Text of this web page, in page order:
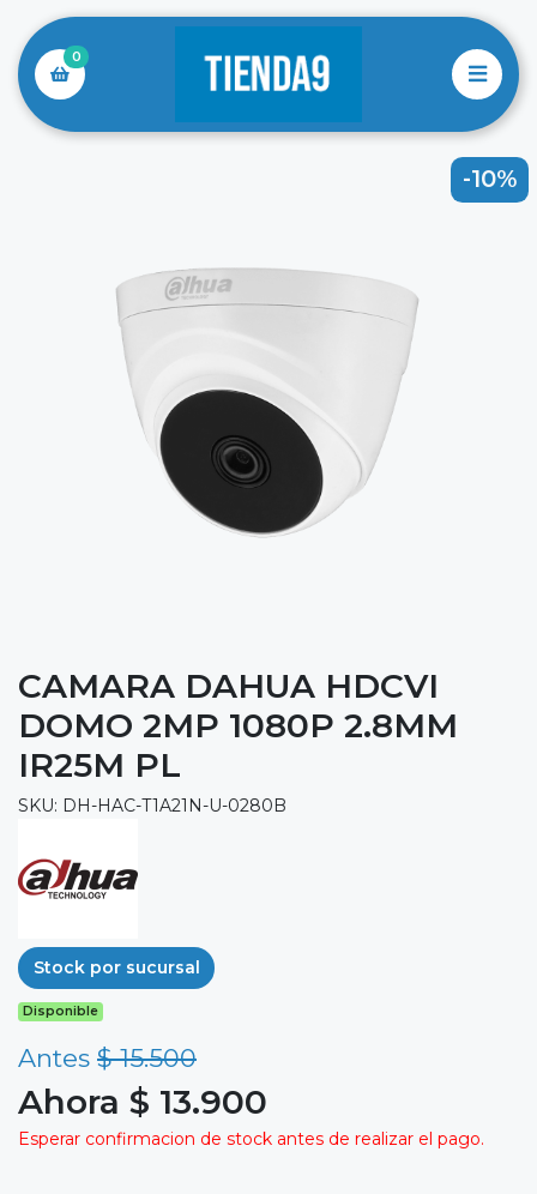
0
-10%
CAMARA DAHUA HDCVI
DOMO 2MP 1080P 2.8MM
IR25M PL
SKU: DH-HAC-T1A21N-U-0280B
Stock por sucursal
Disponible
Antes $ 15.500
Ahora $ 13.900
Esperar confirmacion de stock antes de realizar el pago.